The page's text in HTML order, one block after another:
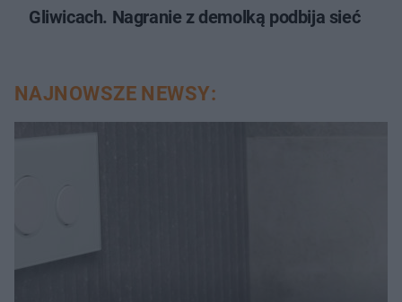
Gliwicach. Nagranie z demolką podbija sieć
NAJNOWSZE NEWSY: